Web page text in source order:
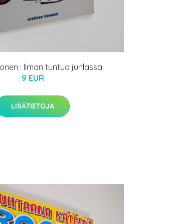
: Ilman tuntua juhlassa
9 EUR
LISÄTIETOJA